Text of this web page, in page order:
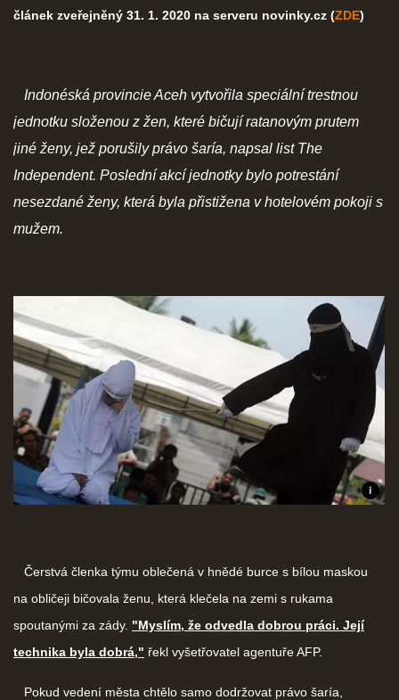
článek zveřejněný 31. 1. 2020 na serveru novinky.cz (ZDE)
Indonéská provincie Aceh vytvořila speciální trestnou
jednotku složenou z žen, které bičují ratanovým prutem
jiné ženy, jež porušily právo šaría, napsal list The
Independent. Poslední akcí jednotky bylo potrestání
nesezdané ženy, která byla přistižena v hotelovém pokoji s
mužem.
Čerstvá členka týmu oblečená v hnědé burce s bílou maskou
na obličeji bičovala ženu, která klečela na zemi s rukama
spoutanými za zády. "Myslím, že odvedla dobrou práci. Její
technika byla dobrá," řekl vyšetřovatel agentuře AFP.
Pokud vedení města chtělo samo dodržovat právo šaría,